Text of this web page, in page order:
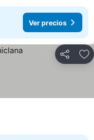
Ver precios
Compartir